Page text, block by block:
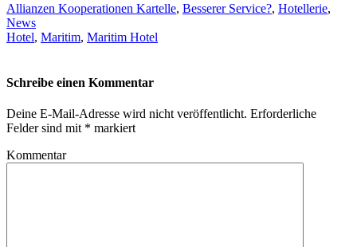
Allianzen Kooperationen Kartelle, Besserer Service?, Hotellerie,
News
Hotel, Maritim, Maritim Hotel
Schreibe einen Kommentar
Deine E-Mail-Adresse wird nicht veröffentlicht. Erforderliche
Felder sind mit * markiert
Kommentar